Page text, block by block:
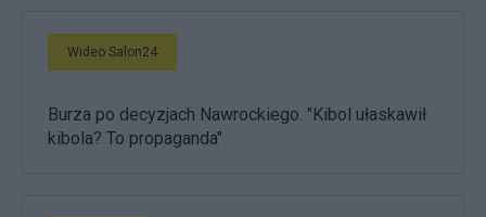
Wideo Salon24
Burza po decyzjach Nawrockiego. "Kibol ułaskawił
kibola? To propaganda"